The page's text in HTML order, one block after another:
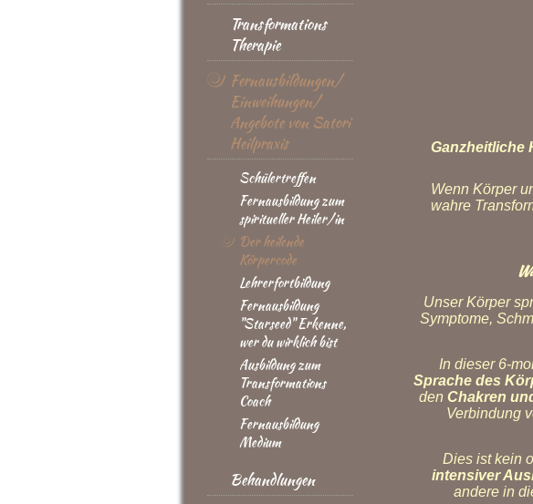
Transformations
Therapie
Fernausbildungen/
Einweihungen/
Angebote von Satori
Heilpraxis
Schülertreffen
Fernausbildung zum
spiritueller Heiler/in
Der heilende
Körpercode
Lehrerfortbildung
Fernausbildung
"Starseed" Erkenne,
wer du wirklich bist
Ausbildung zum
Transformations
Coach
Fernausbildung
Medium
Behandlungen
Ganzheitliche
Wenn Körper
wahre
Unser Körper
Symptome,
In dieser 6-
Sprache des
den Chakren
Verbindung
Dies ist kein
intensiver
andere in